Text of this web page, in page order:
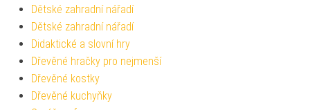
Dětské zahradní nářadí
Dětské zahradní nářadí
Didaktické a slovní hry
Dřevěné hračky pro nejmenší
Dřevěné kostky
Dřevěné kuchyňky